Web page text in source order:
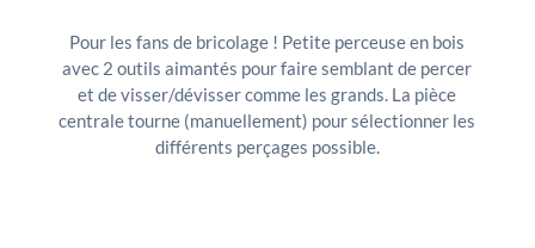
Pour les fans de bricolage ! Petite perceuse en bois
avec 2 outils aimantés pour faire semblant de percer
et de visser/dévisser comme les grands. La pièce
centrale tourne (manuellement) pour sélectionner les
différents perçages possible.